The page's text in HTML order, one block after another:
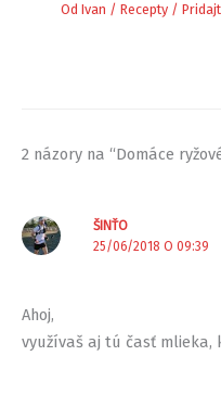
Od Ivan /Recepty /
2 názory na “Domáce
ŠINŤO
25/06/2018 O 09:39
Ahoj,
využívaš aj tú časť